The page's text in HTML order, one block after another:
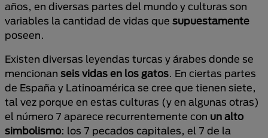
años, en diversas partes del mundo y culturas son
variables la cantidad de vidas que supuestamente
poseen.
Existen diversas leyendas turcas y árabes donde se
mencionan seis vidas en los gatos. En ciertas partes
de España y Latinoamérica se cree que tienen siete,
tal vez porque en estas culturas (y en algunas otras)
el número 7 aparece recurrentemente con un alto
simbolismo: los 7 pecados capitales, el 7 de la